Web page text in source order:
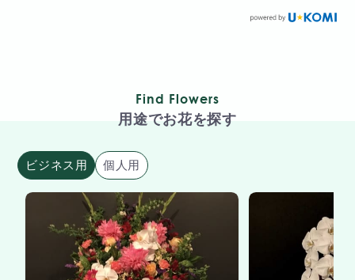
Find Flowers
用途でお花を探す
ビジネス用 個人用